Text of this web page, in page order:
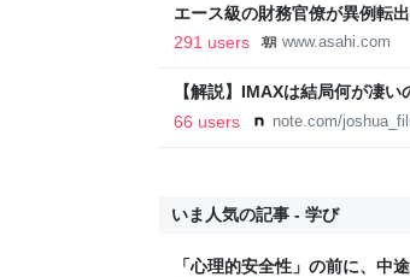
エース級の財務官僚が異例転
新聞
291 users www.asahi.com
【解説】IMAXは結局何が凄
か？｜Joshua Connolly
66 users note.com/
いま人気の記事 - 学び
「心理的安全性」の前に、中